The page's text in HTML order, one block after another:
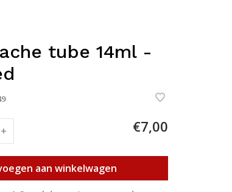
tube 14ml -
+ €7,00
aan winkelwagen